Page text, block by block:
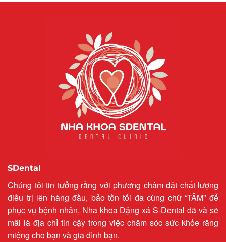
SDental
Chúng tôi tin tưởng rằng với phương châm đặt chất lượng
điều trị lên hàng đầu, bảo tồn tối đa cùng chữ “TÂM” để
phục vụ bệnh nhân, Nha khoa Đặng xá S-Dental đã và sẽ
mãi là địa chỉ tin cậy trong việc chăm sóc sức khỏe răng
miệng cho bạn và gia đình bạn.